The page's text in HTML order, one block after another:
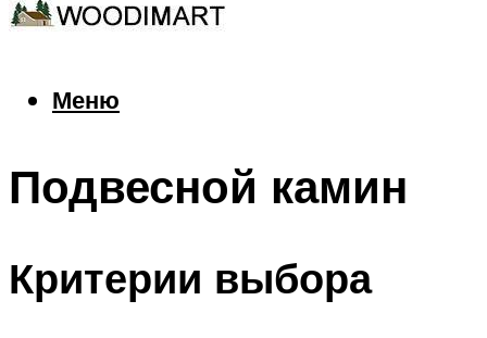
Меню
Меню
Подвесной камин
Критерии выбора